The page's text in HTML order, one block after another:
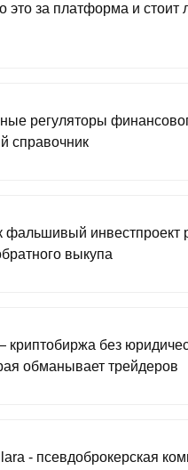
это за платформа и стоит
регуляторы
справочник
фальшивый инвестпроект
выкупа
без
обманывает трейдеров
- псевдоброкерская